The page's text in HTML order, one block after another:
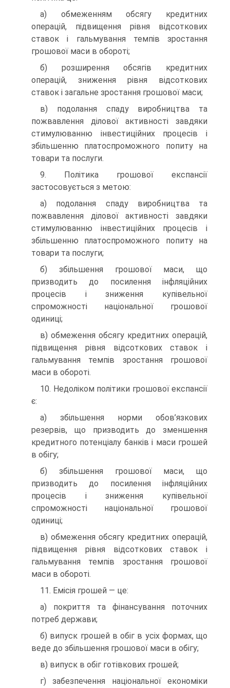
а) обмеженням обсягу кредитних
операцій, підвищення рівня відсоткових
ставок і гальмування темпів зростання
грошової маси в обороті;
б) розширення обсягів кредитних
операцій, зниження рівня відсоткових
ставок і загальне зростання грошової маси;
в) подолання спаду виробництва та
пожвавлення ділової активності завдяки
стимулюванню інвестиційних процесів і
збільшенню платоспроможного попиту на
товари та послуги.
9. Політика грошової експансії
застосовується з метою:
а) подолання спаду виробництва та
пожвавлення ділової активності завдяки
стимулюванню інвестиційних процесів і
збільшенню платоспроможного попиту на
товари та послуги;
б) збільшення грошової маси, що
призводить до посилення інфляційних
процесів і зниження купівельної
спроможності національної грошової
одиниці;
в) обмеження обсягу кредитних операцій,
підвищення рівня відсоткових ставок і
гальмування темпів зростання грошової
маси в обороті.
10. Недоліком політики грошової експансії
є:
а) збільшення норми обов’язкових
резервів, що призводить до зменшення
кредитного потенціалу банків і маси грошей
в обігу;
б) збільшення грошової маси, що
призводить до посилення інфляційних
процесів і зниження купівельної
спроможності національної грошової
одиниці;
в) обмеження обсягу кредитних операцій,
підвищення рівня відсоткових ставок і
гальмування темпів зростання грошової
маси в обороті.
11. Емісія грошей — це:
а) покриття та фінансування поточних
потреб держави;
б) випуск грошей в обіг в усіх формах, що
веде до збільшення грошової маси в обігу;
в) випуск в обіг готівкових грошей;
г) забезпечення національної економіки